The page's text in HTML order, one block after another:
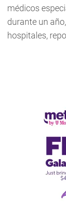
médicos
durante un
hospitales,